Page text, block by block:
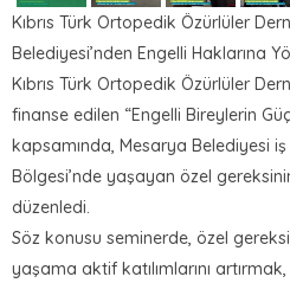
Kıbrıs Türk Ortopedik Özürlüler
Belediyesi’nden Engelli Haklarına
Kıbrıs Türk Ortopedik Özürlüler
finanse edilen “Engelli Bireylerin
kapsamında, Mesarya Belediyesi
Bölgesi’nde yaşayan özel
düzenledi.
Söz konusu seminerde, özel
yaşama aktif katılımlarını